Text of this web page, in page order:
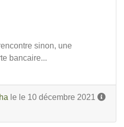
sinon, une
bancaire...
le le 10 décembre 2021